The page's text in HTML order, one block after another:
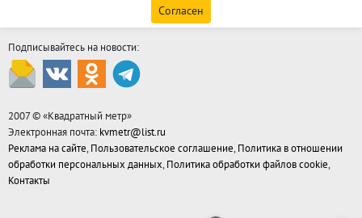
Согласен
Подписывайтесь на новости:
2007 © «Квадратный метр»
Электронная почта: kvmetr@list.ru
Реклама на сайте, Пользовательское соглашение, Политика в отношении
обработки персональных данных, Политика обработки файлов cookie,
Контакты